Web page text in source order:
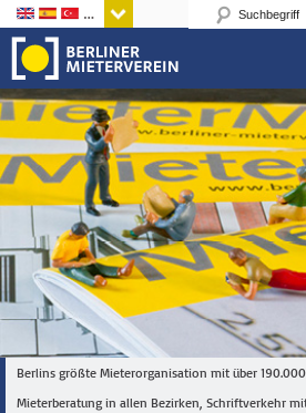
Sprachen
Berlins größte Mieterorganisation mit über
Mieterberatung in allen Bezirken, Schriftverkehr